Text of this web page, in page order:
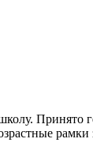
Принято